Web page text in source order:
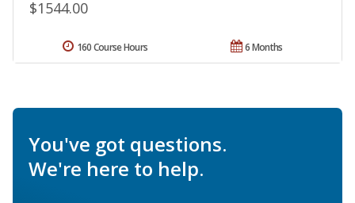
$1544.00
6 Months
160 Course Hours
You've got questions.
We're here to help.